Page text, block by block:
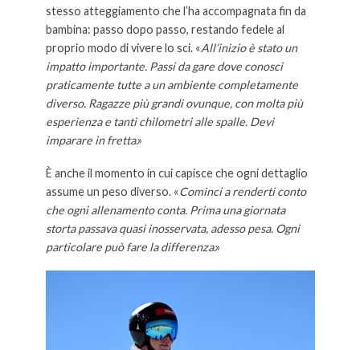
stesso atteggiamento che l’ha accompagnata fin da
bambina: passo dopo passo, restando fedele al
proprio modo di vivere lo sci. «All’inizio è stato un
impatto importante. Passi da gare dove conosci
praticamente tutte a un ambiente completamente
diverso. Ragazze più grandi ovunque, con molta più
esperienza e tanti chilometri alle spalle. Devi
imparare in fretta.»
È anche il momento in cui capisce che ogni dettaglio
assume un peso diverso. «Cominci a renderti conto
che ogni allenamento conta. Prima una giornata
storta passava quasi inosservata, adesso pesa. Ogni
particolare può fare la differenza.»